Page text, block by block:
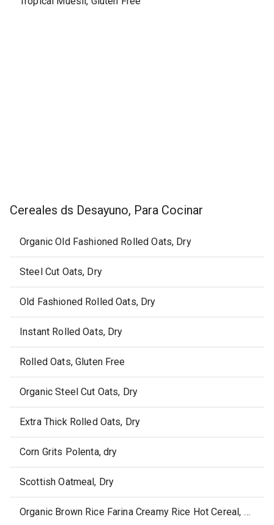
Cereales ds Desayuno, Para Cocinar
Organic Old Fashioned Rolled Oats, Dry
Steel Cut Oats, Dry
Old Fashioned Rolled Oats, Dry
Instant Rolled Oats, Dry
Rolled Oats, Gluten Free
Organic Steel Cut Oats, Dry
Extra Thick Rolled Oats, Dry
Corn Grits Polenta, dry
Scottish Oatmeal, Dry
Organic Brown Rice Farina Creamy Rice Hot Cereal, Dry